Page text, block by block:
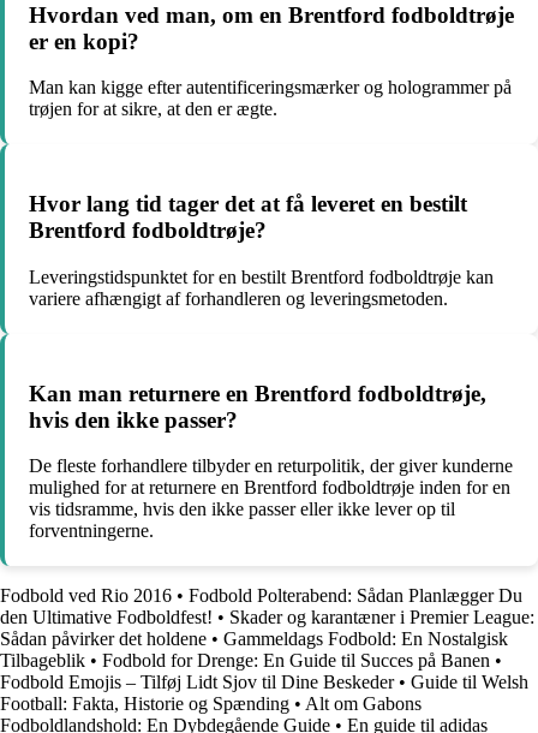
Hvordan ved man, om en Brentford fodboldtrøje
er en kopi?
Man kan kigge efter autentificeringsmærker og hologrammer på
trøjen for at sikre, at den er ægte.
Hvor lang tid tager det at få leveret en bestilt
Brentford fodboldtrøje?
Leveringstidspunktet for en bestilt Brentford fodboldtrøje kan
variere afhængigt af forhandleren og leveringsmetoden.
Kan man returnere en Brentford fodboldtrøje,
hvis den ikke passer?
De fleste forhandlere tilbyder en returpolitik, der giver kunderne
mulighed for at returnere en Brentford fodboldtrøje inden for en
vis tidsramme, hvis den ikke passer eller ikke lever op til
forventningerne.
Fodbold ved Rio 2016 • Fodbold Polterabend: Sådan Planlægger Du
den Ultimative Fodboldfest! • Skader og karantæner i Premier League:
Sådan påvirker det holdene • Gammeldags Fodbold: En Nostalgisk
Tilbageblik • Fodbold for Drenge: En Guide til Succes på Banen •
Fodbold Emojis – Tilføj Lidt Sjov til Dine Beskeder• Guide til Welsh
Football: Fakta, Historie og Spænding • Alt om Gabons
Fodboldlandshold: En Dybdegående Guide • En guide til adidas